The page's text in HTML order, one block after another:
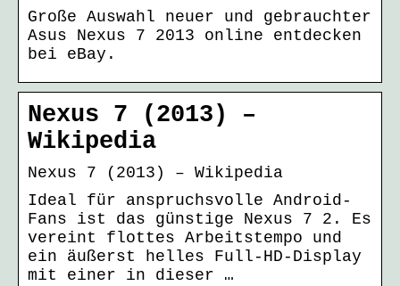
Große Auswahl neuer und gebrauchter
Asus Nexus 7 2013 online entdecken
bei eBay.
Nexus 7 (2013) –
Wikipedia
Nexus 7 (2013) – Wikipedia
Ideal für anspruchsvolle Android-
Fans ist das günstige Nexus 7 2. Es
vereint flottes Arbeitstempo und
ein äußerst helles Full-HD-Display
mit einer in dieser …